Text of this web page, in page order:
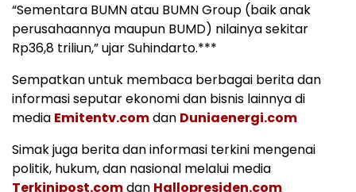
“Sementara BUMN atau BUMN Group (baik anak
perusahaannya maupun BUMD) nilainya sekitar
Rp36,8 triliun,” ujar Suhindarto.***
Sempatkan untuk membaca berbagai berita dan
informasi seputar ekonomi dan bisnis lainnya di
media Emitentv.comdan Duniaenergi.com
Simak juga berita dan informasi terkini mengenai
politik, hukum, dan nasional melalui media
Terkinipost.comdan Hallopresiden.com